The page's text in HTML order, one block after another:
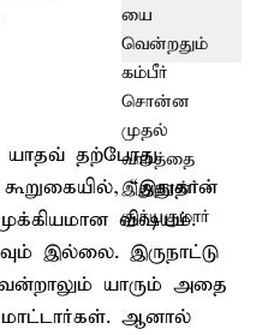
யாதவ் தற்போது
“இதுதான்
முக்கியமான விஷயம்.
இல்லை. இருநாட்டு
யாரும் அதை
ஆனால்